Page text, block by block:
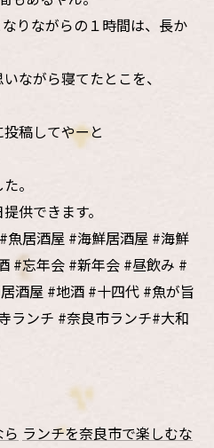
りながらの１時間は、長か
ながら寝てたとこを、
稿してやーと
。
できます。
居酒屋 #海鮮居酒屋 #海鮮
#忘年会 #新年会 #昼飲み #
酒屋 #地酒 #十四代 #魚が旨
ランチ #奈良市ランチ#大和
ランチを奈良市で楽しむな